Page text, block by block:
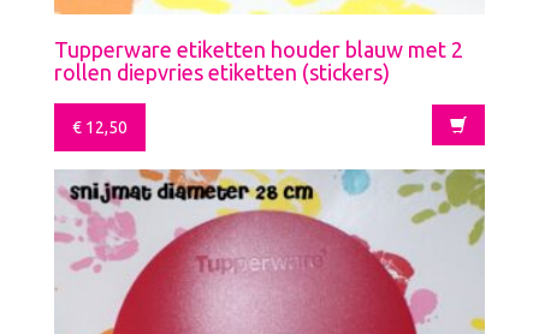
Tupperware etiketten houder blauw met 2
rollen diepvries etiketten (stickers)
€ 12,50